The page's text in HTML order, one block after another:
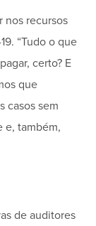
nos recursos
“Tudo o que
certo? E
que
casos sem
e, também,
de auditores